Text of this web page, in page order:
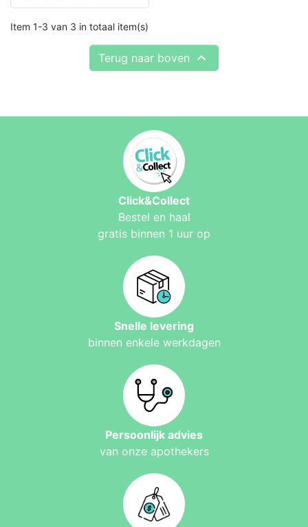
Item 1-3 van 3 in totaal item(s)
Terug naar boven 
Click&Collect
Bestel en haal
gratis binnen 1 uur op
Snelle levering
binnen enkele werkdagen
Persoonlijk advies
van onze apothekers